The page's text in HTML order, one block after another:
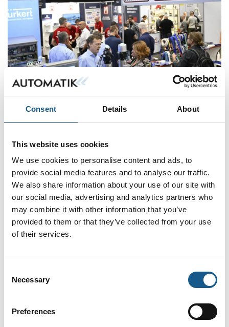
Consent Details About
This website uses cookies
We use cookies to personalise content and ads, to
provide social media features and to analyse our traffic.
We also share information about your use of our site with
our social media, advertising and analytics partners who
may combine it with other information that you’ve
provided to them or that they’ve collected from your use
of their services.
Selection
Necessary
Preferences